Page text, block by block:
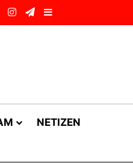
Instagram
Telegram
Sidebar
NETIZEN